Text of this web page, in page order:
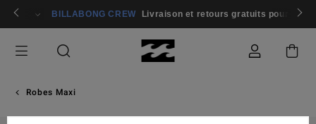
Passer
🏄 Participer
BILLABONG CREW Livraison et retours gratuits pour les
Robes Maxi